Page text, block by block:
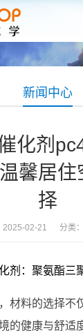
新闻中心
化剂
馨居
择
2025-02-21 分类：
剂：聚氨酯三
材料的选择不
的健康与舒适